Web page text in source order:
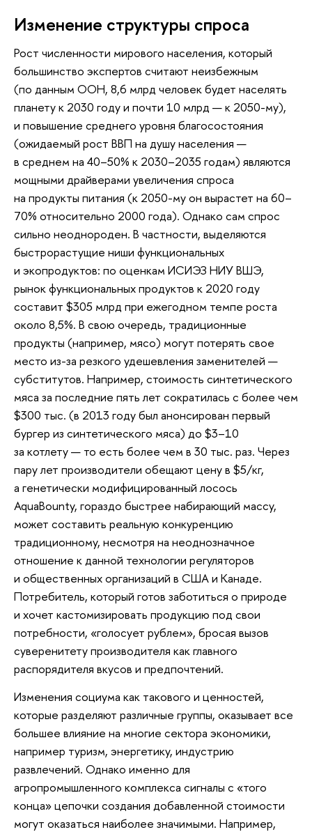
Изменение структуры спроса
Рост численности мирового населения, который
большинство экспертов считают неизбежным
(по данным ООН, 8,6 млрд человек будет населять
планету к 2030 году и почти 10 млрд — к 2050-му),
и повышение среднего уровня благосостояния
(ожидаемый рост ВВП на душу населения —
в среднем на 40–50% к 2030–2035 годам) являются
мощными драйверами увеличения спроса
на продукты питания (к 2050-му он вырастет на 60–
70% относительно 2000 года). Однако сам спрос
сильно неоднороден. В частности, выделяются
быстрорастущие ниши функциональных
и экопродуктов: по оценкам ИСИЭЗ НИУ ВШЭ,
рынок функциональных продуктов к 2020 году
составит $305 млрд при ежегодном темпе роста
около 8,5%. В свою очередь, традиционные
продукты (например, мясо) могут потерять свое
место из-за резкого удешевления заменителей —
субститутов. Например, стоимость синтетического
мяса за последние пять лет сократилась с более чем
$300 тыс. (в 2013 году был анонсирован первый
бургер из синтетического мяса) до $3–10
за котлету — то есть более чем в 30 тыс. раз. Через
пару лет производители обещают цену в $5/кг,
а генетически модифицированный лосось
AquaBounty, гораздо быстрее набирающий массу,
может составить реальную конкуренцию
традиционному, несмотря на неоднозначное
отношение к данной технологии регуляторов
и общественных организаций в США и Канаде.
Потребитель, который готов заботиться о природе
и хочет кастомизировать продукцию под свои
потребности, «голосует рублем», бросая вызов
суверенитету производителя как главного
распорядителя вкусов и предпочтений.
Изменения социума как такового и ценностей,
которые разделяют различные группы, оказывает все
большее влияние на многие сектора экономики,
например туризм, энергетику, индустрию
развлечений. Однако именно для
агропромышленного комплекса сигналы с «того
конца» цепочки создания добавленной стоимости
могут оказаться наиболее значимыми. Например,